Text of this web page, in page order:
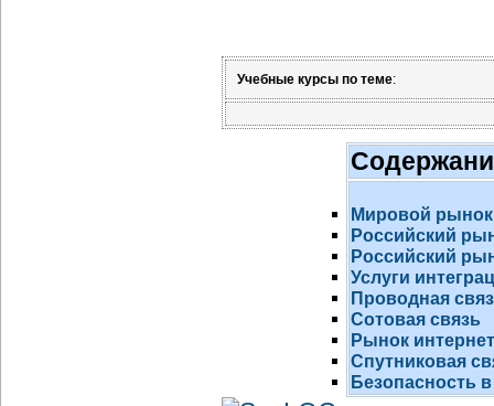
Учебные курсы по теме:
Мировой рынок
Российский
Российский
Услуги
Проводная
Сотовая связь
Рынок
Спутниковая
Безопасность